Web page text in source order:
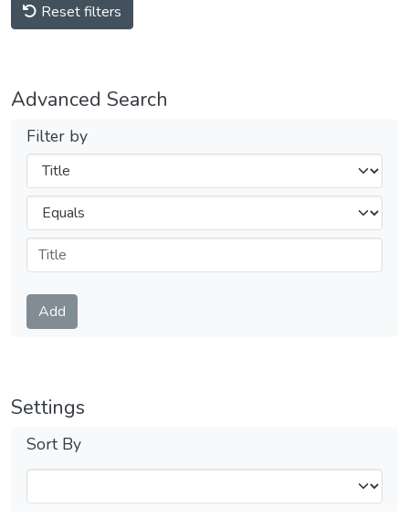
Reset filters
Advanced Search
Filter by
Filters
Operators
Submit
Add
Settings
Sort By